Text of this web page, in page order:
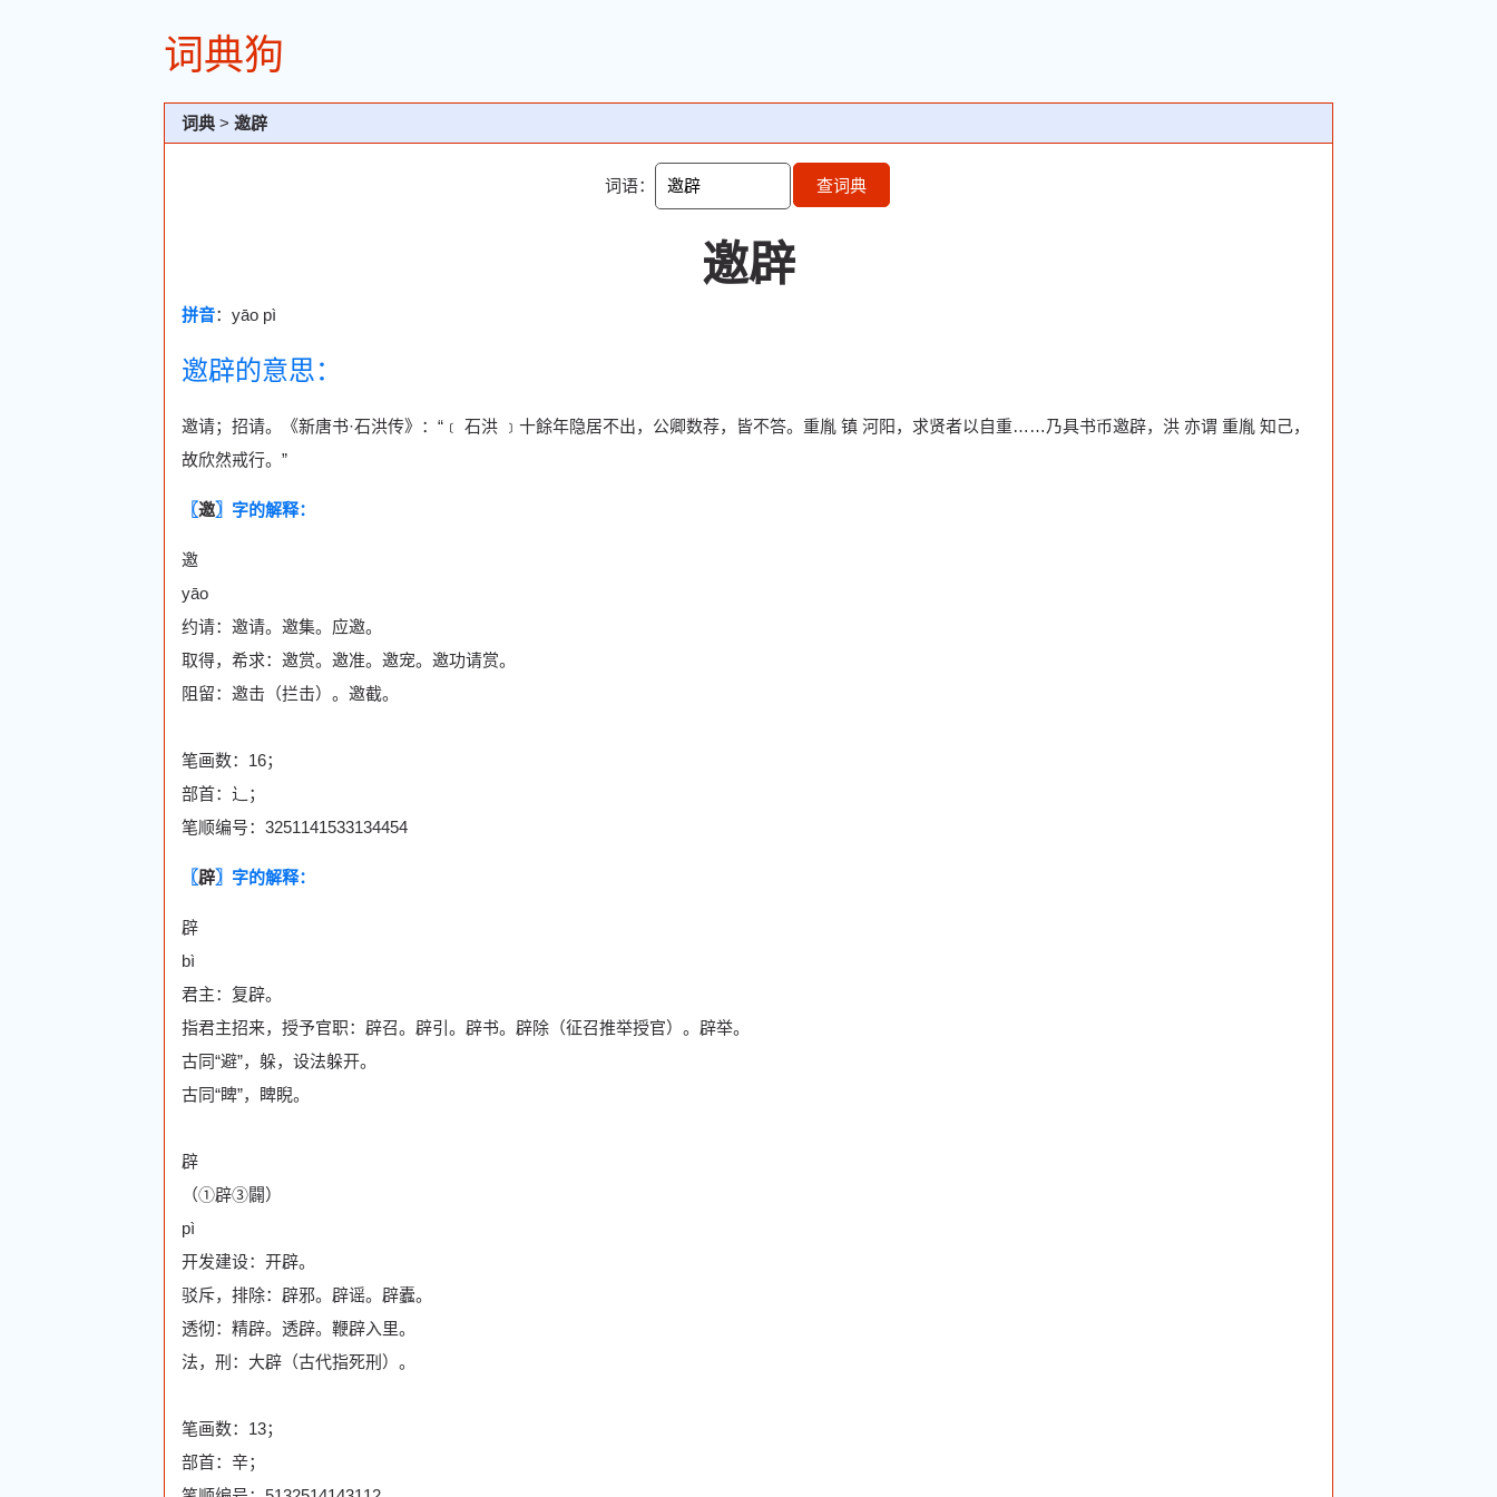
词典狗
词典 > 邀辟
词语： 查词典
邀辟
拼音：yāo pì
邀辟的意思：
邀请；招请。《新唐书·石洪传》：“﹝ 石洪 ﹞十餘年隐居不出，公卿数荐，皆不答。重胤 镇 河阳，求贤者以自重……乃具书币邀辟，洪 亦谓 重胤 知己，
故欣然戒行。”
〖邀〗字的解释：
邀
yāo
约请：邀请。邀集。应邀。
取得，希求：邀赏。邀准。邀宠。邀功请赏。
阻留：邀击（拦击）。邀截。
笔画数：16；
部首：辶；
笔顺编号：3251141533134454
〖辟〗字的解释：
辟
bì
君主：复辟。
指君主招来，授予官职：辟召。辟引。辟书。辟除（征召推举授官）。辟举。
古同“避”，躲，设法躲开。
古同“睥”，睥睨。
辟
（①辟③闢）
pì
开发建设：开辟。
驳斥，排除：辟邪。辟谣。辟蠹。
透彻：精辟。透辟。鞭辟入里。
法，刑：大辟（古代指死刑）。
笔画数：13；
部首：辛；